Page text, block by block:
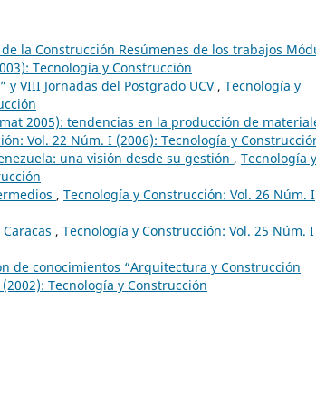
la Construcción Resúmenes de los trabajos
Tecnología y Construcción
y VIII Jornadas del Postgrado UCV , Tecnología y
2005): tendencias en la producción de
Vol. 22 Núm. I (2006): Tecnología y
una visión desde su gestión , Tecnología y
, Tecnología y Construcción: Vol. 26 Núm. I
, Tecnología y Construcción: Vol. 25 Núm. I
de conocimientos “Arquitectura y Construcción
Tecnología y Construcción